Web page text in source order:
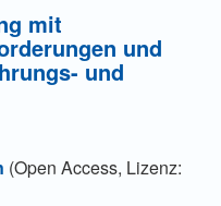
mit
und
und
(Open Access, Lizenz: